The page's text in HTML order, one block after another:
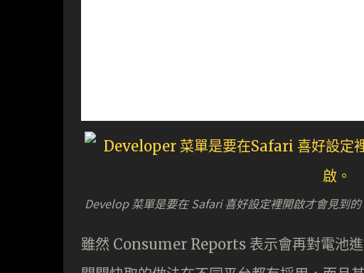
Develop 菜單是要在 Safari 喜好設定裡開啟才會見到
雖然 Consumer Reports 表示會再對電池